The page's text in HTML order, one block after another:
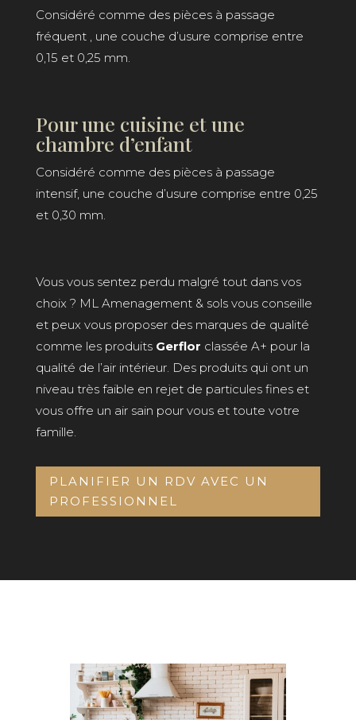
Considéré comme des pièces à passage
fréquent , une couche d’usure comprise entre
0,15 et 0,25 mm.
Pour une cuisine et une
chambre d’enfant
Considéré comme des pièces à passage
intensif, une couche d’usure comprise entre 0,25
et 0,30 mm.
Vous vous sentez perdu malgré tout dans vos
choix ? ML Amenagement & sols vous conseille
et peux vous proposer des marques de qualité
comme les produits Gerflor classée A+ pour la
qualité de l’air intérieur. Des produits qui ont un
niveau très faible en rejet de particules fines et
vous offre un air sain pour vous et toute votre
famille.
PLANIFIER UN RDV AVEC UN
PROFESSIONNEL